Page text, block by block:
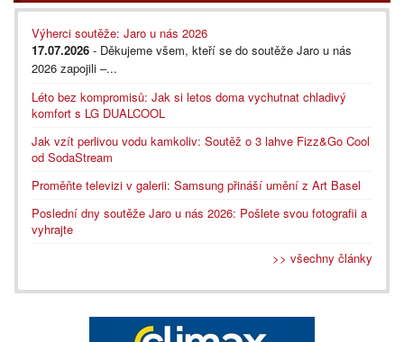
Výherci soutěže: Jaro u nás 2026
17.07.2026 - Děkujeme všem, kteří se do soutěže Jaro u nás
2026 zapojili –...
Léto bez kompromisů: Jak si letos doma vychutnat chladivý
komfort s LG DUALCOOL
Jak vzít perlivou vodu kamkoliv: Soutěž o 3 lahve Fizz&Go Cool
od SodaStream
Proměňte televizi v galerii: Samsung přináší umění z Art Basel
Poslední dny soutěže Jaro u nás 2026: Pošlete svou fotografii a
vyhrajte
>> všechny články